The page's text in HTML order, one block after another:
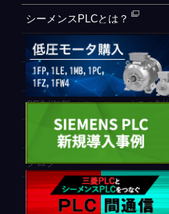
シーメンスPLCとは？
自動化設備をご検討されてい
WEB会員登録フォーム
CE制御盤（ヨーロッパでの制
PLC間通信
ブログ